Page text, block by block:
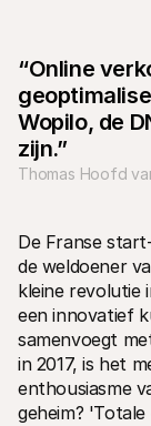
Technische
Portaal voor
Integreer
Discord
Word lid van
Over Mollie
Prijzen
Bekijk onze
Over ons
Maak kennis
onze waarden
Nieuws
Het laatste
“Online
Wopilo, de
zijn.”
Thomas Hoofd
De Franse
de weldoener
kleine revolutie
een innovatief
samenvoegt
in 2017, is het
enthousiasme
geheim?